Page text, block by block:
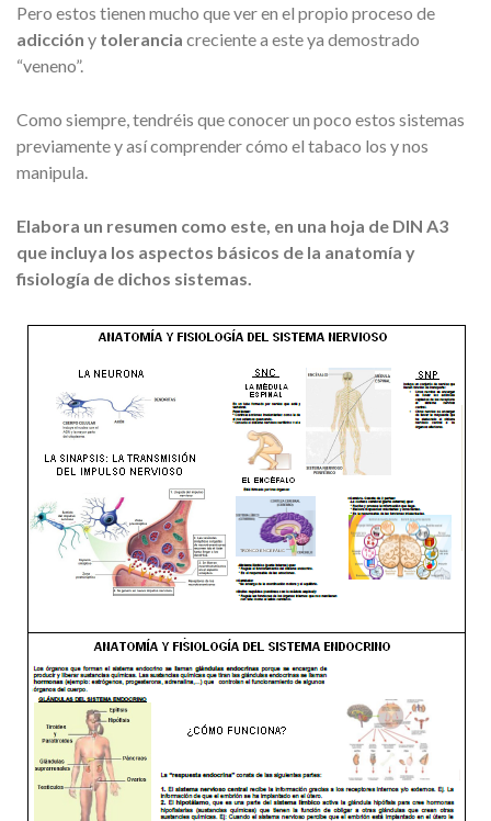
Pero estos tienen mucho que ver en el propio proceso de
adicción y tolerancia creciente a este ya demostrado
“veneno”.
Como siempre, tendréis que conocer un poco estos sistemas
previamente y así comprender cómo el tabaco los y nos
manipula.
Elabora un resumen como este, en una hoja de DIN A3
que incluya los aspectos básicos de la anatomía y
fisiología de dichos sistemas.